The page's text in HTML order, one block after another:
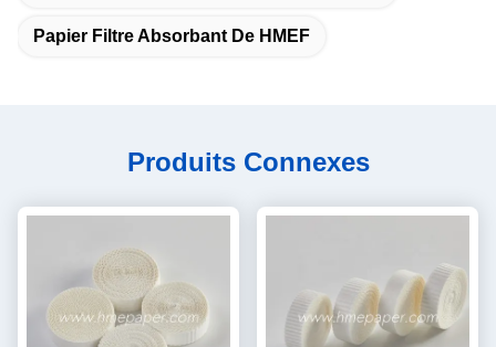
Papier Filtre Absorbant De HMEF
Produits Connexes